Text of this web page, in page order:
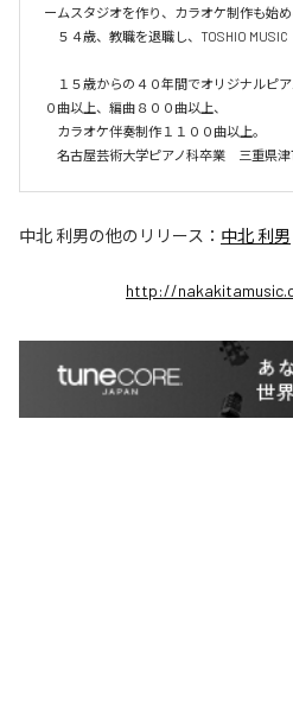
ームスタジオを作り、カラオケ制作も始め
５４歳、教職を退職し、TOSHIO MUSIC
１５歳からの４０年間でオリジナルピ
０曲以上、編曲８００曲以上、
カラオケ伴奏制作１１００曲以上。
名古屋芸術大学ピアノ科卒業　三重県津
中北 利男の他のリリース： 中北 利男
http://